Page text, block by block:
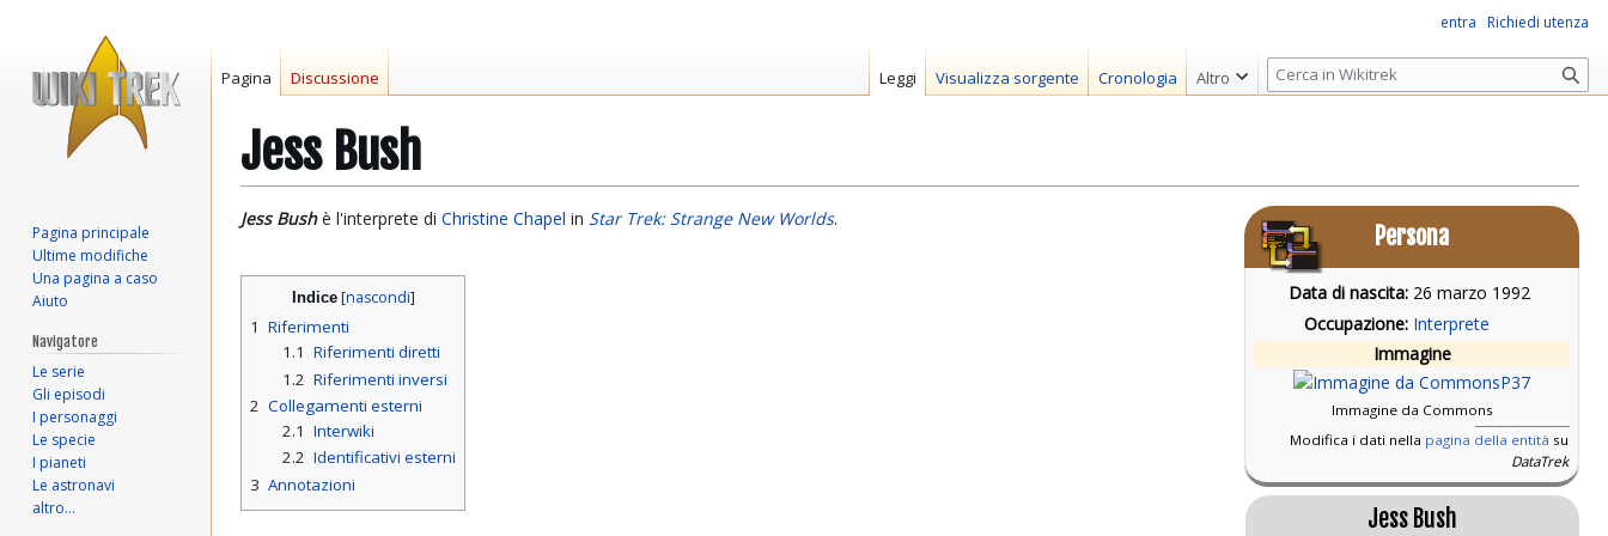
Jess Bush
Vai
navigazione
Vai
ricerca
Persona
Data di nascita: 26 marzo 1992
Occupazione: Interprete
Immagine
Immagine da Commons
Modifica i dati nella pagina della entità su
DataTrek
Jess Bush
Jess Bushè l'interprete di Christine Chapel in Star Trek: Strange New Worlds.
Indice
1 Riferimenti
1.1 Riferimenti diretti
1.2 Riferimenti inversi
2 Collegamenti esterni
2.1 Interwiki
2.2 Identificativi esterni
3 Annotazioni
entra Richiedi utenza
Pagina Discussione Leggi Visualizza sorgente Cronologia Altro
R
i
r
c
a
Pagina principale
Ultime modifiche
Una pagina a caso
Aiuto
Navigatore
Le serie
Gli episodi
I personaggi
Le specie
I pianeti
Le astronavi
altro…